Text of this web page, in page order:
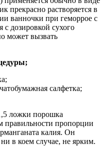
прекрасно растворяется в
ванночки при геморрое с
с дозировкой сухого
может вызвать
салфетка;
ложки порошка
правильности пропорции
калия. Он
в коем случае, не ярким.